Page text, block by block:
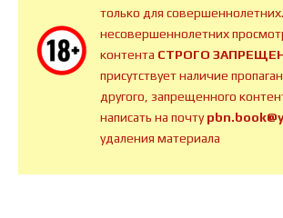
только для
несовершеннолетних
контента СТРОГО
присутствует наличие
другого, запрещенного
написать на почту
удаления материала